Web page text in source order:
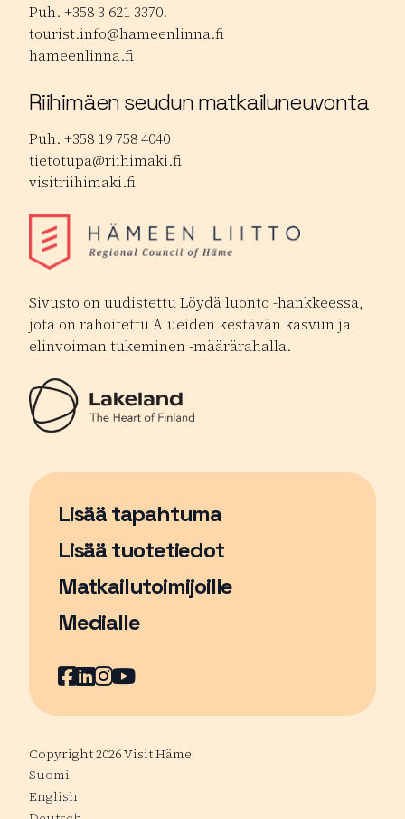
Puh. +358 3 621 3370.
tourist.info@hameenlinna.fi
hameenlinna.fi
Riihimäen seudun matkailuneuvonta
Puh. +358 19 758 4040
tietotupa@riihimaki.fi
visitriihimaki.fi
Sivusto on uudistettu Löydä luonto -hankkeessa,
jota on rahoitettu Alueiden kestävän kasvun ja
elinvoiman tukeminen -määrärahalla.
Lisää tapahtuma
Sivu avautuu uudessa ikkunassa
Lisää tuotetiedot
Matkailutoimijoille
Medialle
Facebook
Sivu avautuu uudessa ikkunassa
LinkedIn
Sivu avautuu uudessa ikkunassa
Instagram
Sivu avautuu uudessa
YouTube
Sivu avautuu uudessa
Copyright 2026 Visit Häme
Suomi
English